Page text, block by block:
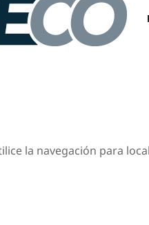
la navegación para